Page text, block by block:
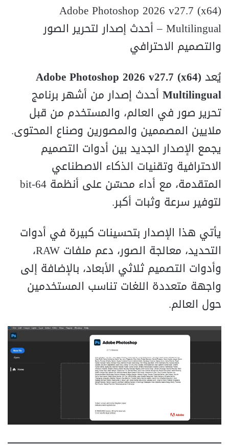
Adobe Photoshop 2026 v27.7 (x64)
Multilingual – أحدث إصدار لتحرير الصور
والتصميم الاحترافي
يُعد Adobe Photoshop 2026 v27.7 (x64)
Multilingual أحدث إصدار من أشهر برنامج
تحرير صور في العالم، والمستخدم من قبل
ملايين المصممين والمصورين وصناع المحتوى.
يجمع الإصدار الجديد بين أدوات التصميم
الاحترافية وتقنيات الذكاء الاصطناعي
المتقدمة، مع أداء محسّن على أنظمة 64‑bit
لتوفير سرعة وثبات أكبر.
يأتي هذا الإصدار بتحسينات كبيرة في أدوات
التحديد، معالجة الصور، دعم ملفات RAW،
وأدوات التصميم ثلاثي الأبعاد، بالإضافة إلى
واجهة متعددة اللغات تناسب المستخدمين
حول العالم.